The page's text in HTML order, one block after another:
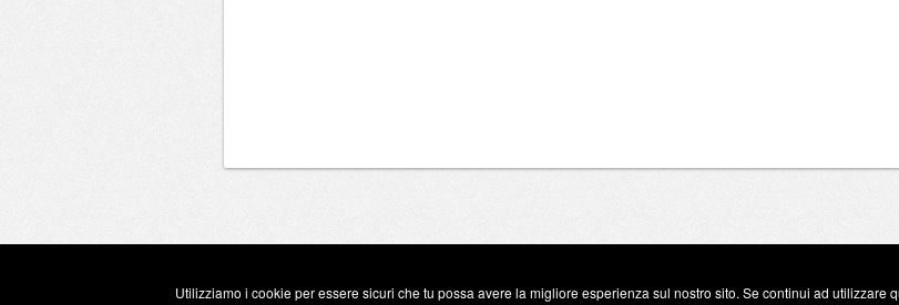
Utilizziamo i cookie per essere sicuri che tu possa avere la migliore esperienza sul nostro sito. Se continui ad utilizzare